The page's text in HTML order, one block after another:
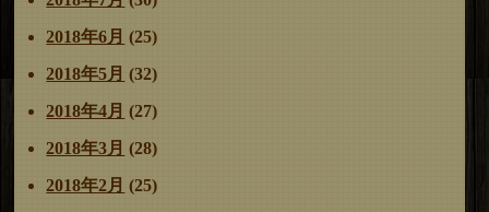
2018年6月 (25)
2018年5月 (32)
2018年4月 (27)
2018年3月 (28)
2018年2月 (25)